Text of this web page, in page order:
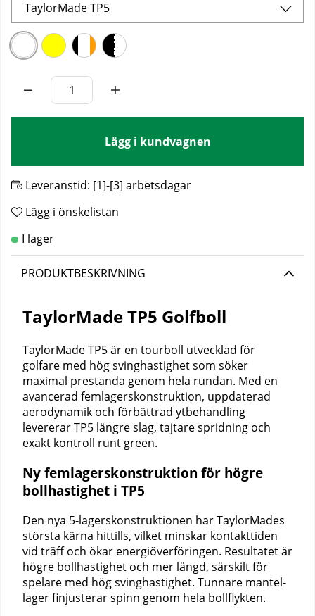
TaylorMade TP5
Lägg i kundvagnen
Leveranstid: [1]-[3] arbetsdagar
Lägg i önskelistan
PRODUKTBESKRIVNING
TaylorMade TP5 Golfboll
TaylorMade TP5 är en tourboll utvecklad för
golfare med hög svinghastighet som söker
maximal prestanda genom hela rundan. Med en
avancerad femlagerskonstruktion, uppdaterad
aerodynamik och förbättrad ytbehandling
levererar TP5 längre slag, tajtare spridning och
exakt kontroll runt green.
Ny femlagerskonstruktion för högre
bollhastighet i TP5
Den nya 5-lagerskonstruktionen har TaylorMades
största kärna hittills, vilket minskar kontakttiden
vid träff och ökar energiöverföringen. Resultatet är
högre bollhastighet och mer längd, särskilt för
spelare med hög svinghastighet. Tunnare mantel-
lager finjusterar spinn genom hela bollflykten.